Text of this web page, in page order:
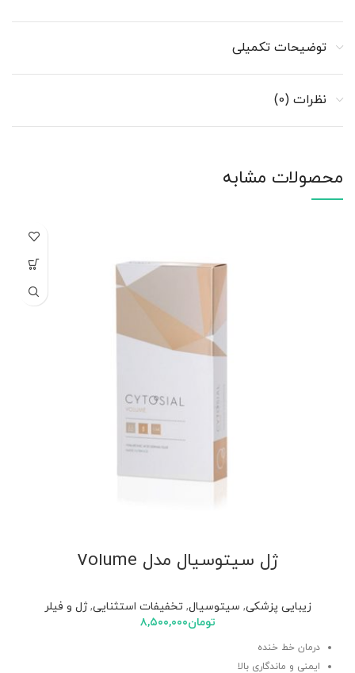
توضیحات تکمیلی
نظرات (0)
محصولات مشابه
ژل سیتوسیال مدل Volume
زیبایی پزشکی, سیتوسیال,تخفیفات استثنایی,ژل و فیلر
تومان۸,۵۰۰,۰۰۰
درمان خط خنده
ایمنی و ماندگاری بالا